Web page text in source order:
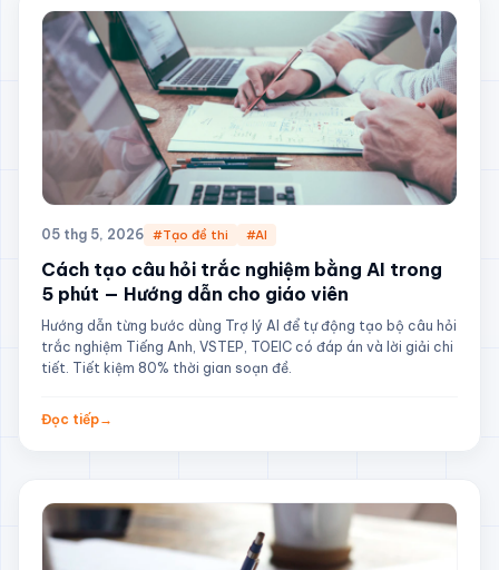
05 thg 5, 2026 #Tạo đề thi #AI
Cách tạo câu hỏi trắc nghiệm bằng AI trong
5 phút — Hướng dẫn cho giáo viên
Hướng dẫn từng bước dùng Trợ lý AI để tự động tạo bộ câu hỏi
trắc nghiệm Tiếng Anh, VSTEP, TOEIC có đáp án và lời giải chi
tiết. Tiết kiệm 80% thời gian soạn đề.
Đọc tiếp→